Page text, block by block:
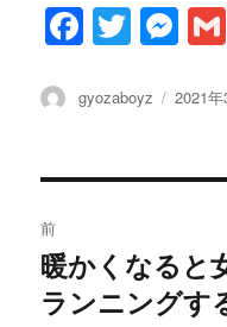
F
c
b
o
k
T
it
r
M
se
g
投
gyozaboyz
投
2021
稿
ナ
前
過
去
暖かくなると
ランニングす